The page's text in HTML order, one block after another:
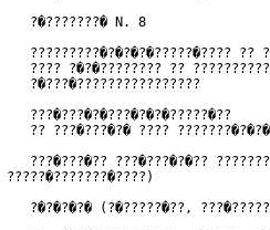
?�???????� N. 8
?????????�?�?�?�?????�???? ??
???? ?�?�???????? ??
?�???�????????????????
???�???�?�???�?�?�?????�??
?? ???�???�?� ????
???�???�?? ???�???�?�??
?????�???????�????)
?�?�?�?� (?�?????�??,